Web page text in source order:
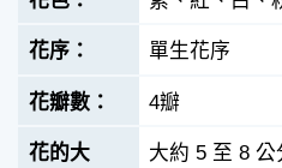
單生花序
4瓣
大約 5 至 8 公